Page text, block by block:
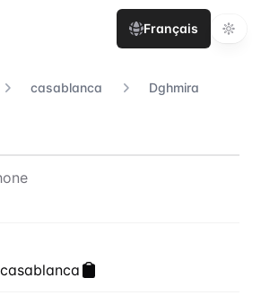
Français
casablanca Dghmira
casablanca